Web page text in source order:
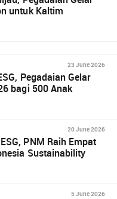
untuk Kaltim
23 June 2026
Pegadaian Gelar
bagi 500 Anak
20 June 2026
PNM Raih Empat
Sustainability
5 June 2026